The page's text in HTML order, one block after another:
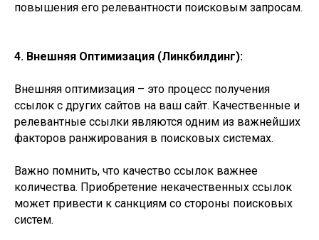
повышения его релевантности поисковым запросам.
4. Внешняя Оптимизация (Линкбилдинг):
Внешняя оптимизация – это процесс получения
ссылок с других сайтов на ваш сайт. Качественные и
релевантные ссылки являются одним из важнейших
факторов ранжирования в поисковых системах.
Важно помнить, что качество ссылок важнее
количества. Приобретение некачественных ссылок
может привести к санкциям со стороны поисковых
систем.